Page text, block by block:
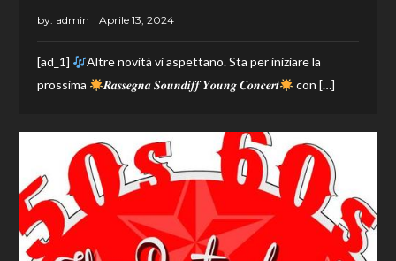
by: admin
[ad_1]
Altre novità vi aspettano. Sta per iniziare la
prossima
𝑹𝒂𝒔𝒔𝒆𝒈𝒏𝒂 𝑺𝒐𝒖𝒏𝒅𝒊𝒇𝒇 𝒀𝒐𝒖𝒏𝒈 𝑪𝒐𝒏𝒄𝒆𝒓𝒕 con […]